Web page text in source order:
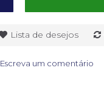
Lista de desejos
Escreva um comentário